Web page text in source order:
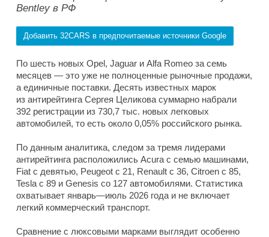
Bentley в РФ
Добавить 32CARS в предпочитаемые источники Google
По шесть новых Opel, Jaguar и Alfa Romeo за семь
месяцев — это уже не полноценные рыночные продажи,
а единичные поставки. Десять известных марок
из антирейтинга Сергея Целикова суммарно набрали
392 регистрации из 730,7 тыс. новых легковых
автомобилей, то есть около 0,05% российского рынка.
По данным аналитика, следом за тремя лидерами
антирейтинга расположились Acura с семью машинами,
Fiat с девятью, Peugeot с 21, Renault с 36, Citroen с 85,
Tesla с 89 и Genesis со 127 автомобилями. Статистика
охватывает январь—июль 2026 года и не включает
легкий коммерческий транспорт.
Сравнение с люксовыми марками выглядит особенно